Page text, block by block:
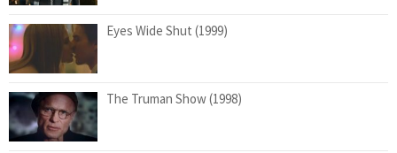
Eyes Wide Shut (1999)
The Truman Show (1998)